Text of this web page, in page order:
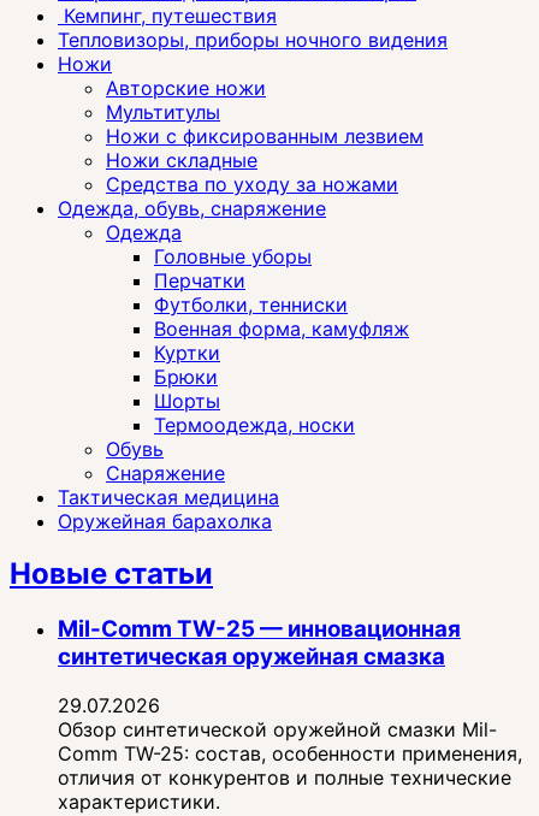
Кемпинг, путешествия
Тепловизоры, приборы ночного видения
Ножи
Авторские ножи
Мультитулы
Ножи с фиксированным лезвием
Ножи складные
Средства по уходу за ножами
Одежда, обувь, снаряжение
Одежда
Головные уборы
Перчатки
Футболки, тенниски
Военная форма, камуфляж
Куртки
Брюки
Шорты
Термоодежда, носки
Обувь
Снаряжение
Тактическая медицина
Оружейная барахолка
Новые статьи
Mil-Comm TW-25 — инновационная
синтетическая оружейная смазка
29.07.2026
Обзор синтетической оружейной смазки Mil-
Comm TW-25: состав, особенности применения,
отличия от конкурентов и полные технические
характеристики.